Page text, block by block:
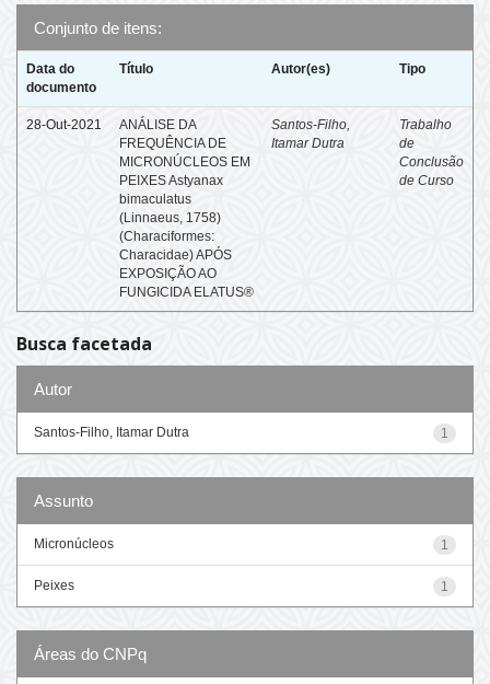
Conjunto de itens:
Data do
documento
Título Autor(es) Tipo
28-Out-2021
ANÁLISE DA
FREQUÊNCIA DE
MICRONÚCLEOS EM
PEIXES Astyanax
bimaculatus
(Linnaeus, 1758)
(Characiformes:
Characidae) APÓS
EXPOSIÇÃO AO
FUNGICIDA ELATUS®
Santos-Filho,
Itamar Dutra
Trabalho
de
Conclusão
de Curso
Busca facetada
Autor
1
Santos-Filho, Itamar Dutra
Assunto
1
Micronúcleos
1
Peixes
Áreas do CNPq